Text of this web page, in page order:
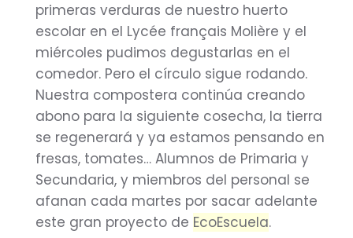
primeras verduras de nuestro huerto
escolar en el Lycée français Molière y el
miércoles pudimos degustarlas en el
comedor. Pero el círculo sigue rodando.
Nuestra compostera continúa creando
abono para la siguiente cosecha, la tierra
se regenerará y ya estamos pensando en
fresas, tomates… Alumnos de Primaria y
Secundaria, y miembros del personal se
afanan cada martes por sacar adelante
este gran proyecto de EcoEscuela.